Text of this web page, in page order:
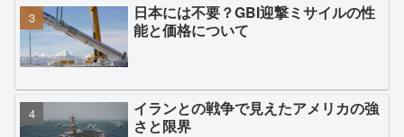
日本には不要？GBI迎撃ミサイルの性
能と価格について
イランとの戦争で見えたアメリカの強
さと限界